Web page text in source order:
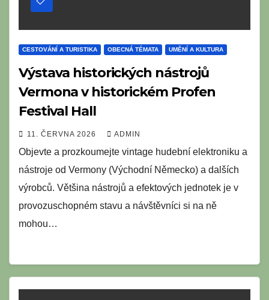
CESTOVÁNÍ A TURISTIKA OBECNÁ TÉMATA UMĚNÍ A KULTURA
Výstava historických nástrojů
Vermona v historickém Profen
Festival Hall
11. ČERVNA 2026 ADMIN
Objevte a prozkoumejte vintage hudební elektroniku a
nástroje od Vermony (Východní Německo) a dalších
výrobců. Většina nástrojů a efektových jednotek je v
provozuschopném stavu a návštěvníci si na ně
mohou…